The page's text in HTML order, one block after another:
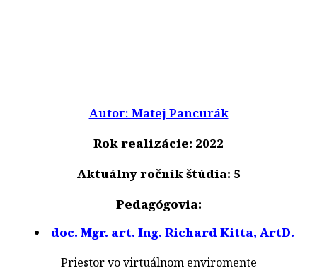
Autor: Matej Pancurák
Rok realizácie: 2022
Aktuálny ročník štúdia: 5
Pedagógovia:
doc. Mgr. art. Ing. Richard Kitta, ArtD.
Priestor vo virtuálnom enviromente